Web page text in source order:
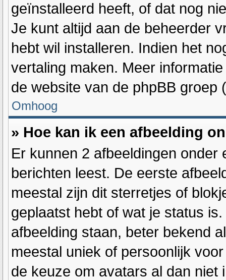
geïnstalleerd heeft, of dat nog
Je kunt altijd aan de beheerder
hebt wil installeren. Indien het
vertaling maken. Meer
de website van de phpBB groep
Omhoog
» Hoe kan ik een afbeelding
Er kunnen 2 afbeeldingen
berichten leest. De eerste
meestal zijn dit sterretjes of
geplaatst hebt of wat je status
afbeelding staan, beter bekend
meestal uniek of persoonlijk
de keuze om avatars al dan niet